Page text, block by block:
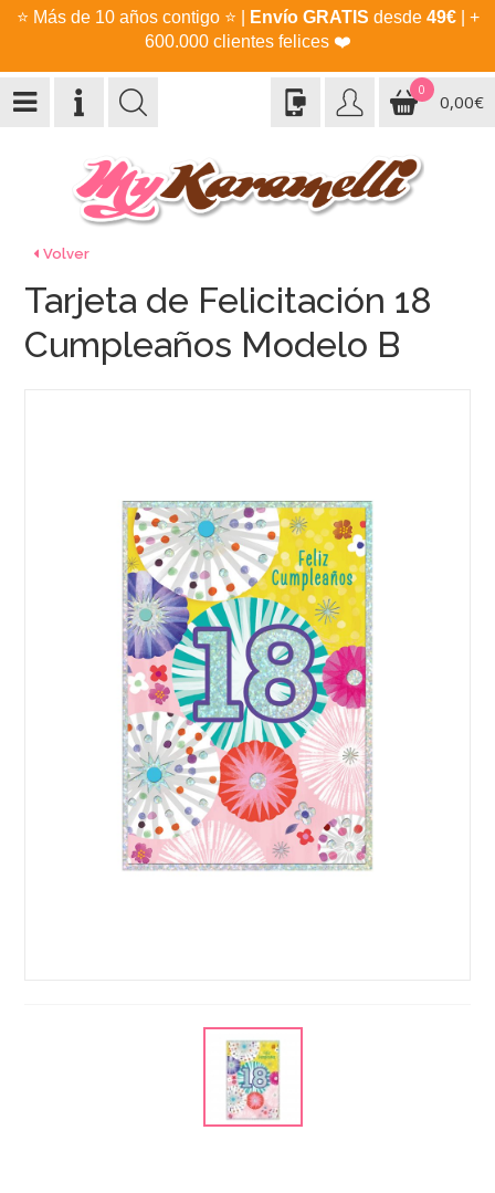
⭐ Más de 10 años contigo ⭐ Envío GRATIS desde 49€| +
600.000 clientes felices ❤️
0
0,00€
Volver
Tarjeta de Felicitación 18
Cumpleaños Modelo B